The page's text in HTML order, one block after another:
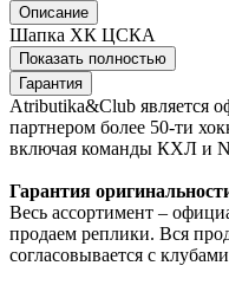
Описание
Шапка ХК ЦСКА
Показать полностью
Гарантия
Atributika&Club является
партнером более 50-ти
включая команды КХЛ и
Гарантия
Весь ассортимент –
продаем реплики. Вся
согласовывается с